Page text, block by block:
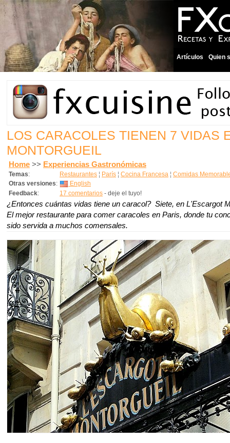
Artículos Quien
LOS CARACOLES TIENEN 7 VIDAS
MONTORGUEIL
Home >> Experiencias Gastronómicas
Temas: Restaurantes ¦ París ¦ Cocina Francesa ¦ Comidas
Otras versiones:
English
Feedback: 17 comentarios - deje el tuyo!
¿Entonces cuántas vidas tiene un caracol? Siete, en L'Escargot
El mejor restaurante para comer caracoles en Paris, donde tu
sido servida a muchos comensales.